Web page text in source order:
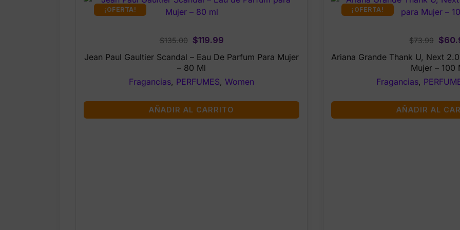
¡OFERTA!
$135.00
Original
price
was:
$135.00.
$119.99Current
price
$119.99.
Jean Paul Gaultier Scandal – Eau De Parfum Para Mujer
– 80 Ml
Fragancias, PERFUMES, Women
AÑADIR AL CARRITO
¡OFERTA!
$73.99
price
was:
$
Ariana Grande Thank U, Next
Mujer – 100
Fragancias,
AÑADIR AL